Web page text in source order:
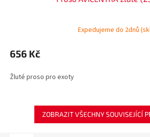
Expedujeme do 2dnů
656 Kč
Žluté proso pro exoty
ZOBRAZIT VŠECHNY SOUVISEJÍCÍ